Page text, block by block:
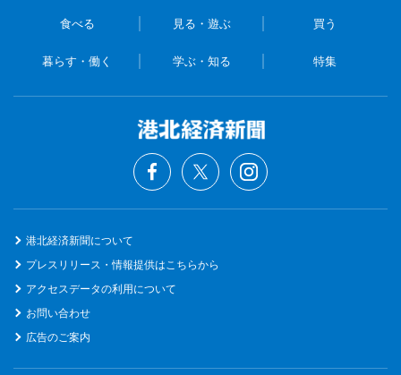
食べる 見る・遊ぶ 買う
暮らす・働く 学ぶ・知る 特集
港北経済新聞について
プレスリリース・情報提供はこちらから
アクセスデータの利用について
お問い合わせ
広告のご案内